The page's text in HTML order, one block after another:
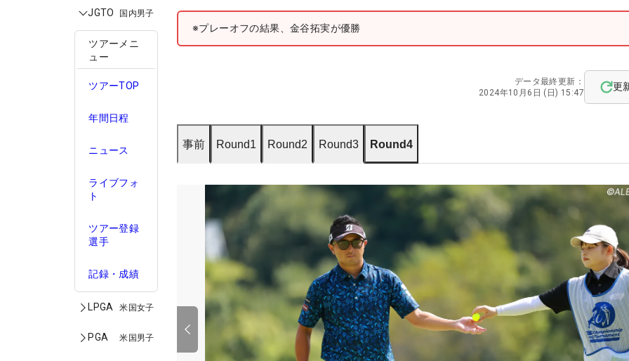
JGTO 国内男子
ツアーメニ
ュー
ツアーTOP
年間日程
ニュース
ライブフォ
ト
ツアー登録
選手
記録・成績
LPGA 米国女子
PGA 米国男子
※プレーオフの結果、金谷拓実が優勝
データ最終更新：
2024年10月6日 (日) 15:47
更
事前 Round1 Round2 Round3 Round4